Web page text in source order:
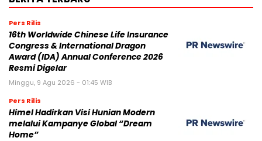
Pers Rilis
16th Worldwide Chinese Life Insurance
Congress & International Dragon
Award (IDA) Annual Conference 2026
Resmi Digelar
Minggu, 9 Agu 2026 - 01:45 WIB
Pers Rilis
Himel Hadirkan Visi Hunian Modern
melalui Kampanye Global “Dream
Home”